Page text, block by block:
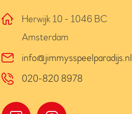
Herwijk 10 - 1046 BC
Amsterdam
info@jimmysspeelparadijs.nl
020-820 8978